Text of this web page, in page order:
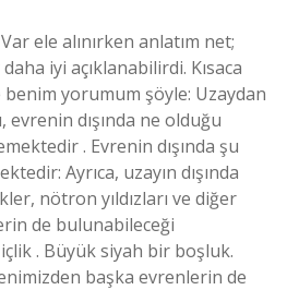
ele alınırken anlatım net;
iyi açıklanabilirdi. Kısaca
yorumum şöyle: Uzaydan
evrenin dışında ne olduğu
. Evrenin dışında şu
Ayrıca, uzayın dışında
nötron yıldızları ve diğer
de bulunabileceği
. Büyük siyah bir boşluk.
başka evrenlerin de